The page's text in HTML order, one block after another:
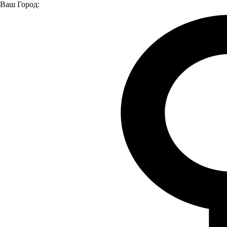
Ваш Город:
Главная страница
Ambertruck JL
Ambertruck JM